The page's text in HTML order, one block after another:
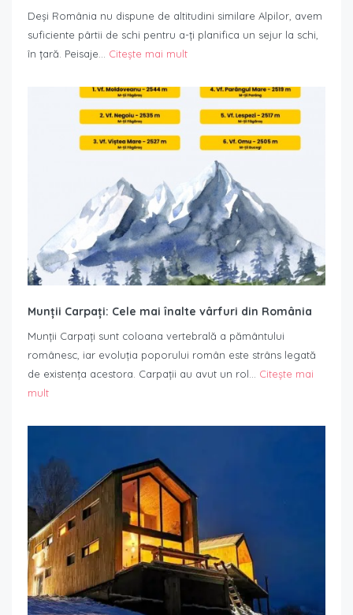
Deși România nu dispune de altitudini similare Alpilor, avem
suficiente pârtii de schi pentru a-ți planifica un sejur la schi,
în țară. Peisaje… Citește mai mult
Munții Carpați: Cele mai înalte vârfuri din România
Munții Carpați sunt coloana vertebrală a pământului
românesc, iar evoluția poporului român este strâns legată
de existența acestora. Carpații au avut un rol… Citește mai
mult